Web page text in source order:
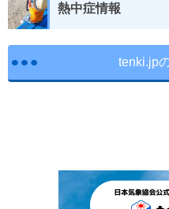
熱中症情報
tenki.jp